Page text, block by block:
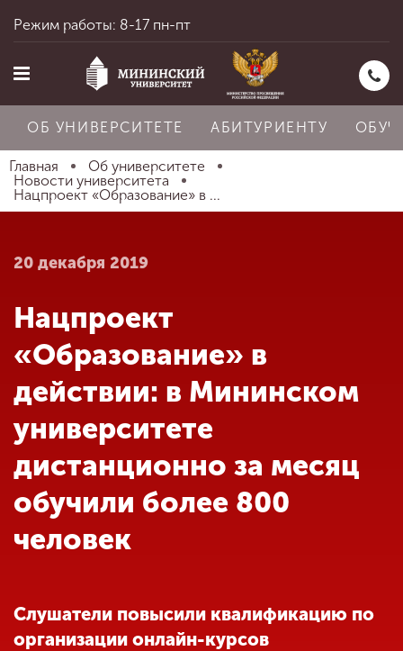
Главная
Абитуриенту
Обучение
Наука
Международная
деятельность
Другие виды
деятельности
Режим работы: 8-17 пн-пт
ОБ УНИВЕРСИТЕТЕ АБИТУРИЕНТУ
Главная
Об университете
Новости университета
Нацпроект «Образование» в ...
20 декабря 2019
Нацпроект
«Образование» в
действии: в Мининском
университете
дистанционно за месяц
обучили более 800
человек
Слушатели повысили квалификацию по
организации онлайн-курсов